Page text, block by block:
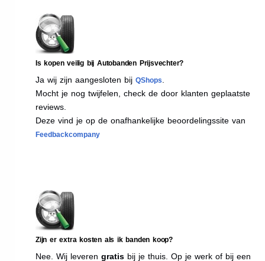
Is kopen veilig bij Autobanden Prijsvechter?
Ja wij zijn aangesloten bij QShops
Mocht je nog twijfelen, check de door klanten geplaatste
reviews.
Deze vind je op de onafhankelijke beoordelingssite van
Feedbackcompany
Zijn er extra kosten als ik banden koop?
Nee. Wij leveren gratis bij je thuis. Op je werk of bij een